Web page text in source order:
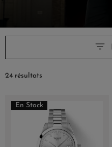
24 résultats
En Stock